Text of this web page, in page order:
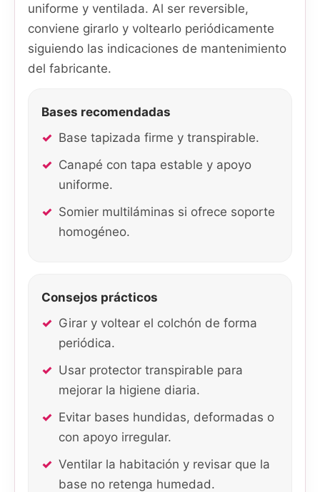
uniforme y ventilada. Al ser reversible,
conviene girarlo y voltearlo periódicamente
siguiendo las indicaciones de mantenimiento
del fabricante.
Bases recomendadas
Base tapizada firme y transpirable.
Canapé con tapa estable y apoyo
uniforme.
Somier multiláminas si ofrece soporte
homogéneo.
Consejos prácticos
Girar y voltear el colchón de forma
periódica.
Usar protector transpirable para
mejorar la higiene diaria.
Evitar bases hundidas, deformadas o
con apoyo irregular.
Ventilar la habitación y revisar que la
base no retenga humedad.